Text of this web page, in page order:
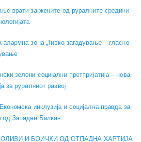
врати за жените од руралните средини
алармна зона „Тивко загадување – гласно
зелени социјални претпријатија – нова
за руралниот развој
инклузија и социјална правда за
од Западен Балкан
И БОИЧКИ ОД ОТПАДНА ХАРТИЈА